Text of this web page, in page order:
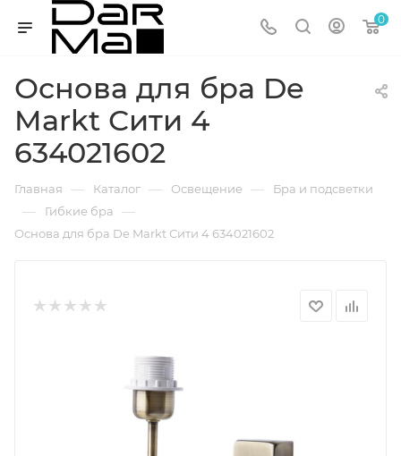
0
Основа для бра De
Markt Сити 4
634021602
Главная — Каталог — Освещение — Бра и подсветки
— Гибкие бра —
Основа для бра De Markt Сити 4 634021602